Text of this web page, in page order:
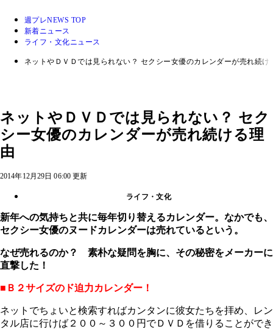
週プレNEWS TOP
新着ニュース
ライフ・文化ニュース
ネットやＤＶＤでは見られない？ セクシー女優のカレンダーが売れ続け
ネットやＤＶＤでは見られない？ セク
シー女優のカレンダーが売れ続ける理
由
2014年12月29日 06:00 更新
ライフ・文化
新年への気持ちと共に毎年切り替えるカレンダー。なかでも、
セクシー女優のヌードカレンダーは売れているという。
なぜ売れるのか？ 素朴な疑問を胸に、その秘密をメーカーに
直撃した！
■Ｂ２サイズのド迫力カレンダー！
ネットでちょいと検索すればカンタンに彼女たちを拝め、レン
タル店に行けば２００～３００円でＤＶＤを借りることができ